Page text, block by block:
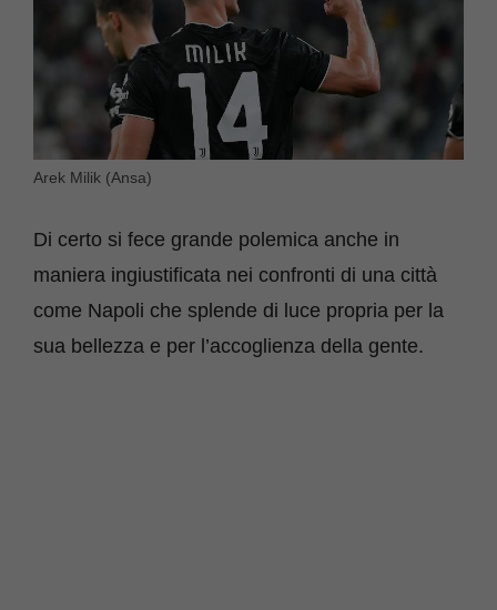
Arek Milik (Ansa)
Di certo si fece grande polemica anche in
maniera ingiustificata nei confronti di una città
come Napoli che splende di luce propria per la
sua bellezza e per l’accoglienza della gente.